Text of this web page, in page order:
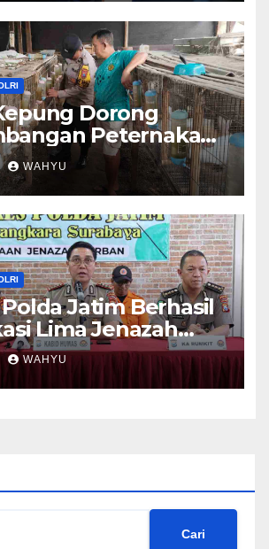
Dorong
Peternakan
Ketahanan
WAHYU
Jatim Berhasil
Lima Jenazah
Mutiara Sentosa II
WAHYU
Cari